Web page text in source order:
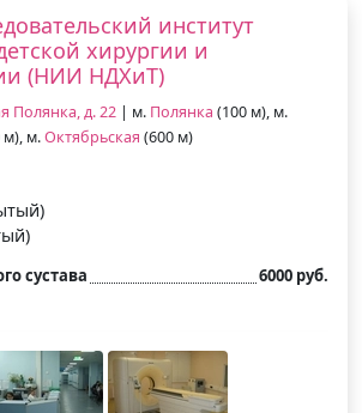
институт
хирургии и
(НИИ НДХиТ)
Полянка, д. 22 | м. Полянка (100 м), м.
м), м.Октябрьская (600 м)
сустава
6000 руб.